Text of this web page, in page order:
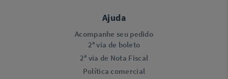
Ajuda
Acompanhe seu pedido
2ª via de boleto
2ª via de Nota Fiscal
Política comercial